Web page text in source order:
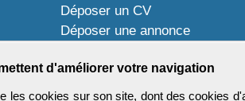
d'améliorer votre navigation
les cookies sur son site, dont des cookies
Déposer un CV
Déposer une annonce